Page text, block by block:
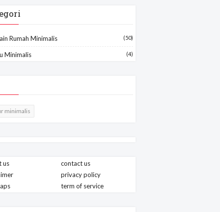
Rumah Minimalis (50)
Minimalis (4)
minimalis
us
contact us
privacy policy
term of service